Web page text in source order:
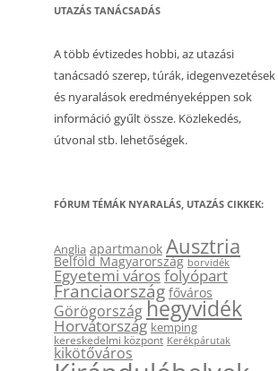
UTAZÁS TANÁCSADÁS
A több évtizedes hobbi, az utazási
tanácsadó szerep, túrák, idegenvezetések
és nyaralások eredményeképpen sok
információ gyűlt össze. Közlekedés,
útvonal stb. lehetőségek.
FÓRUM TÉMÁK NYARALÁS, UTAZÁS CIKKEK:
Anglia apartmanok Ausztria
Belföld Magyarország borvidék
Egyetemi városfolyópart
Franciaország főváros
Görögországhegyvidék
Horvátország kemping
kereskedelmi központ Kerékpárutak
kikötőváros